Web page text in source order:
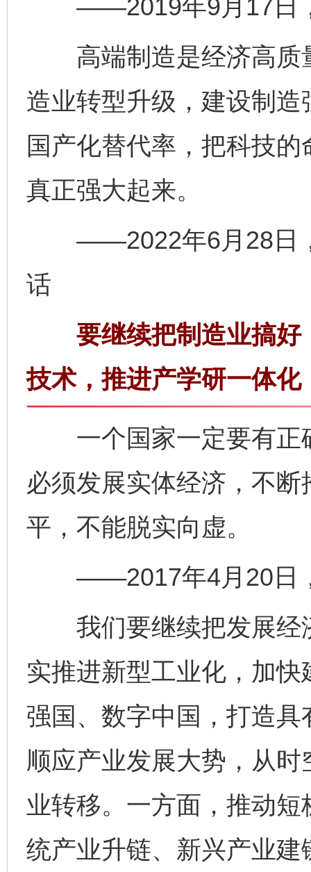
——2019年9月17日，
高端制造是经济高质
造业转型升级，建设制
国产化替代率，把科技
真正强大起来。
——2022年6月28日，
话
要继续把制造业搞好
技术，推进产学研一体化
一个国家一定要有正
必须发展实体经济，不
平，不能脱实向虚。
——2017年4月20日，
我们要继续把发展经
实推进新型工业化，加
强国、数字中国，打造
顺应产业发展大势，从
业转移。一方面，推动
统产业升链、新兴产业